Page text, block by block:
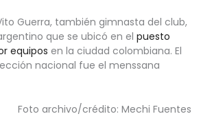
Guerra, también gimnasta del club,
que se ubicó en el puesto
equipos en la ciudad colombiana. El
nacional fue el menssana
Foto archivo/crédito: Mechi Fuentes